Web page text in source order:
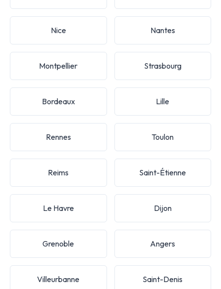
Nice Nantes
Montpellier Strasbourg
Bordeaux Lille
Rennes Toulon
Reims Saint-Étienne
Le Havre Dijon
Grenoble Angers
Villeurbanne Saint-Denis